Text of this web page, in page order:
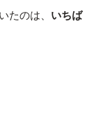
たのは、 いちば